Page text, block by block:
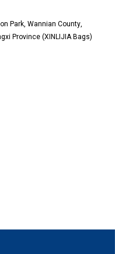
Park, Wannian County,
Province (XINLIJIA Bags)